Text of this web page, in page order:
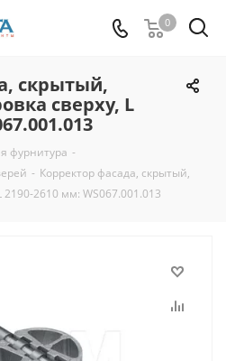
0
скрытый,
сверху, L
фурнитура -
- Корректор фасада, скрытый,
2190-2610 мм: WS067.001.013